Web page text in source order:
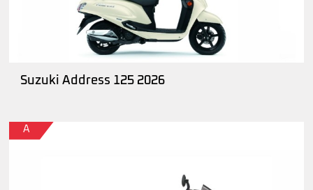
Suzuki Address 125 2026
A